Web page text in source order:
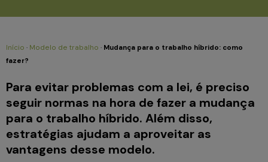
Início · Modelo de trabalho · Mudança para o trabalho híbrido: como
fazer?
Para evitar problemas com a lei, é preciso
seguir normas na hora de fazer a mudança
para o trabalho híbrido. Além disso,
estratégias ajudam a aproveitar as
vantagens desse modelo.